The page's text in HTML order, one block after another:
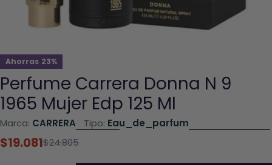
Ahorras 23%
Perfume Carrera Donna N 9
1965 Mujer Edp 125 Ml
Marca: CARRERA Tipo: Eau_de_parfum
Precio
$19.081
Precio $24.805